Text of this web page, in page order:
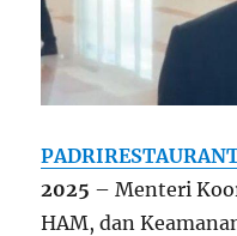
2025 – Menteri
HAM, dan